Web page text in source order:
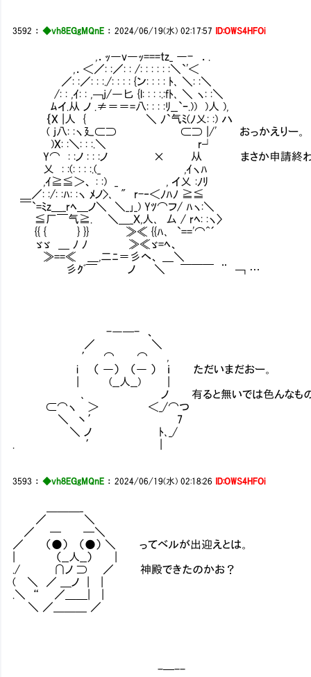
3592 ：◆vh8EGgMQnE ：2024/06/19(水) 02:17:57 ID:OWS4HFOi
,．ｯ―v―ｯ===tz_ ―- ．.
,．＜／: :／: : /: : : : : :＼`'＜
／: :／: : :./: : : : {ン: : : : ﾄ､ ＼: :＼
/: : ,ｲ: : ,￢j/―匕 {l: : : :.:fﾄ､ ＼ ヽ: :＼
ﾑイ.从 ノ .≠＝＝=八: : : :ﾘ__`ｰ.)) )人 ),
｛X |人 { ＼ ﾉ`气ﾐ(ﾉ乂: :) ハ
( j八: :ヽ廴⊂⊃ ⊂⊃ |/' おっかえりー。
)X: :＼: : :.＼ r┘
Y⌒ : :ノ : : :ノ × 从 まさか申請終わったら井戸
乂 : :(: : : :.(_ ,ｲヽﾊ
,ｲ≧≦＞、 : :) _ , イ乂 :ﾉﾘ
＿／: :/: :ﾊ: :ヽ ﾒノ>､ " r-‐＜ﾉﾊﾉ ≧≦
￣`=ﾐz＿_rﾍ＿ノ＼ ＼_｣_) Yﾂ⌒フ/ ﾊヽ:＼
≦厂￣气≧. ＼＿_Ｘ,人､ 厶 / rﾍ: :ヽ〉
{{ { } }} ≫≪ {{ﾊ､ `=='⌒^´
ゞゞ ＿ ﾉ ﾉ ≫≪ゞ=ﾍ、
≫==≪ ＿,二ﾆ＝彡ヘ、 ＿＼
彡ｸﾞ￣ ノ ＼ ￣￣￣ ¨ ￢ …
-―─- 、
／ ＼
′ ⌒ ⌒ ,
i （ ―） （― ） ｉ ただいまだおー。
| (__人__) |
､ ノ 有ると無いでは色んなものが違うから、
⊂⌒ヽ ＞ ＜_/⌒つ
＼ 丶′ 7
＼ ノ ﾄ､_/
. ′ |
3593 ：◆vh8EGgMQnE ：2024/06/19(水) 02:18:26 ID:OWS4HFOi
／ ＼
／ ─ ─＼
／ （●） （●） ＼ ってベルが出迎えとは。
| （__人__） |
./ ∩ノ ⊃ ／ 神殿できたのかお？
( ＼ ／ ＿ノ | |
.＼ “ ／＿＿| |
＼ ／＿＿＿ ／
-─--